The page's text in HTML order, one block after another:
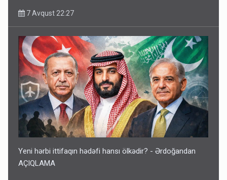
7 Avqust 22:27
Yeni hərbi ittifaqın hədəfi hansı ölkədir? - Ərdoğandan
AÇIQLAMA